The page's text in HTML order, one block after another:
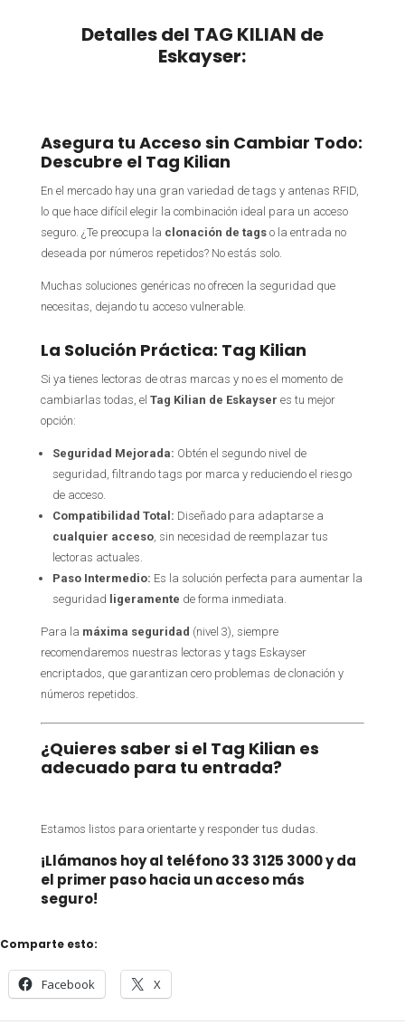
Detalles del TAG KILIAN de
Eskayser:
Asegura tu Acceso sin Cambiar Todo:
Descubre el Tag Kilian
En el mercado hay una gran variedad de tags y antenas RFID,
lo que hace difícil elegir la combinación ideal para un acceso
seguro. ¿Te preocupa la clonación de tagso la entrada no
deseada por números repetidos? No estás solo.
Muchas soluciones genéricas no ofrecen la seguridad que
necesitas, dejando tu acceso vulnerable.
La Solución Práctica: Tag Kilian
Si ya tienes lectoras de otras marcas y no es el momento de
cambiarlas todas, el Tag Kilian de Eskayser es tu mejor
opción:
Seguridad Mejorada: Obtén el segundo nivel de
seguridad, filtrando tags por marca y reduciendo el riesgo
de acceso.
Compatibilidad Total: Diseñado para adaptarse a
cualquier acceso, sin necesidad de reemplazar tus
lectoras actuales.
Paso Intermedio: Es la solución perfecta para aumentar la
seguridad ligeramente de forma inmediata.
Para la máxima seguridad (nivel 3), siempre
recomendaremos nuestras lectoras y tags Eskayser
encriptados, que garantizan cero problemas de clonación y
números repetidos.
¿Quieres saber si el Tag Kilian es
adecuado para tu entrada?
Estamos listos para orientarte y responder tus dudas.
¡Llámanos hoy al teléfono33 3125 3000y da
el primer paso hacia un acceso más
seguro!
Comparte esto:
Facebook X